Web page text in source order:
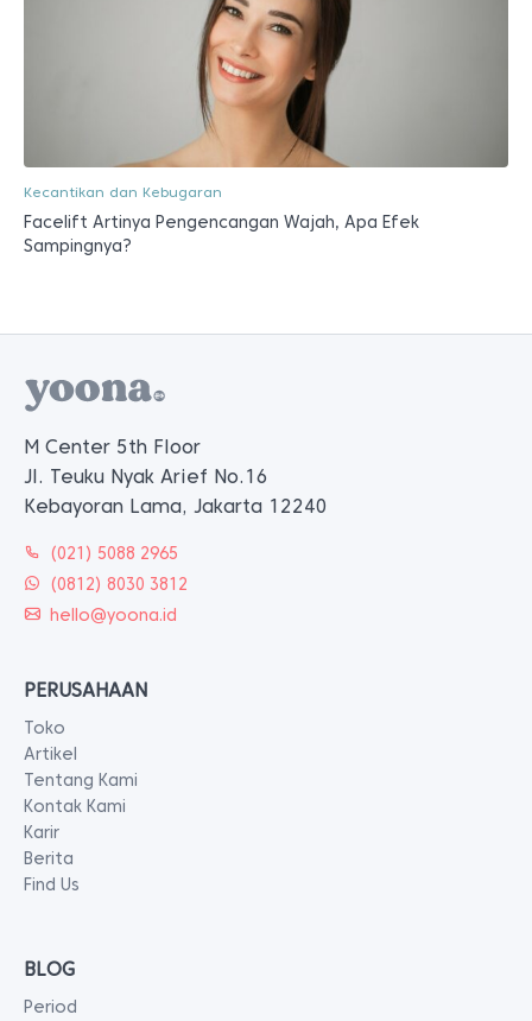
Kecantikan dan Kebugaran
Facelift Artinya Pengencangan Wajah, Apa Efek
Sampingnya?
M Center 5th Floor
Jl. Teuku Nyak Arief No.16
Kebayoran Lama, Jakarta 12240
(021) 5088 2965
(0812) 8030 3812
hello@yoona.id
PERUSAHAAN
Toko
Artikel
Tentang Kami
Kontak Kami
Karir
Berita
Find Us
BLOG
Period